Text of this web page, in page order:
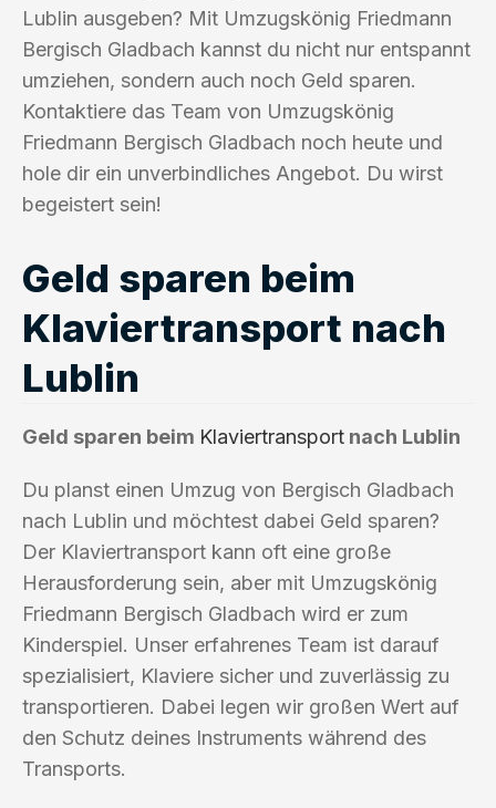
Lublin ausgeben? Mit Umzugskönig Friedmann
Bergisch Gladbach kannst du nicht nur entspannt
umziehen, sondern auch noch Geld sparen.
Kontaktiere das Team von Umzugskönig
Friedmann Bergisch Gladbach noch heute und
hole dir ein unverbindliches Angebot. Du wirst
begeistert sein!
Geld sparen beim
Klaviertransport nach
Lublin
Geld sparen beim Klaviertransport nach Lublin
Du planst einen Umzug von Bergisch Gladbach
nach Lublin und möchtest dabei Geld sparen?
Der Klaviertransport kann oft eine große
Herausforderung sein, aber mit Umzugskönig
Friedmann Bergisch Gladbach wird er zum
Kinderspiel. Unser erfahrenes Team ist darauf
spezialisiert, Klaviere sicher und zuverlässig zu
transportieren. Dabei legen wir großen Wert auf
den Schutz deines Instruments während des
Transports.